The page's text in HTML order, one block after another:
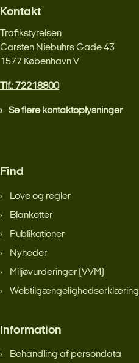
Kontakt
Trafikstyrelsen
Carsten Niebuhrs Gade 43
1577 København V
Tlf.: 72218800
Se flere kontaktoplysninger
Find
Love og regler
Blanketter
Publikationer
Nyheder
Miljøvurderinger (VVM)
Webtilgængelighedserklæring
Information
Behandling af persondata